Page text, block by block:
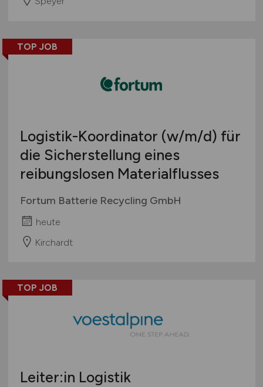
TOP JOB
Logistik-Koordinator (w/m/d) für
die Sicherstellung eines
reibungslosen Materialflusses
Fortum Batterie Recycling GmbH
heute
Kirchardt
TOP JOB
Leiter:in Logistik